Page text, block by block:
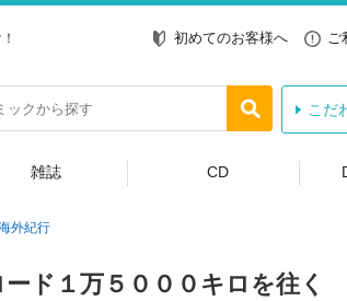
初めてのお客様へ ご
こだ
雑誌 CD
外紀行
ード１万５０００キロを往く